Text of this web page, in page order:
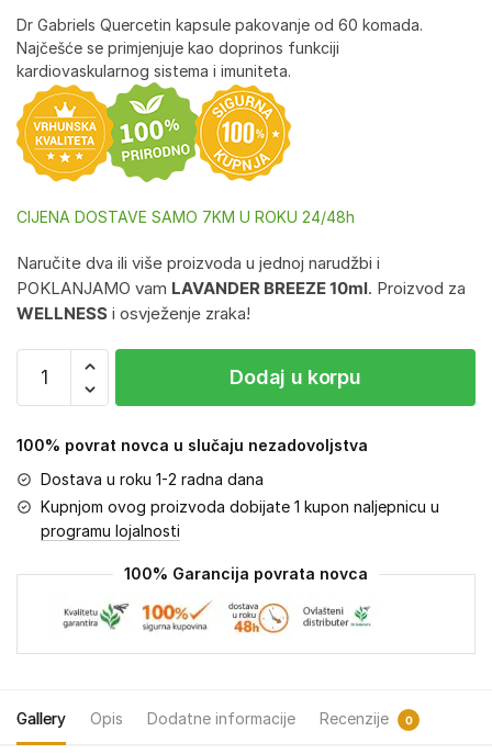
Dr Gabriels Quercetin kapsule pakovanje od 60 komada.
Najčešće se primjenjuje kao doprinos funkciji
kardiovaskularnog sistema i imuniteta.
CIJENA DOSTAVE SAMO 7KM U ROKU 24/48h
Naručite dva ili više proizvoda u jednoj narudžbi i
POKLANJAMO vam LAVANDER BREEZE 10ml. Proizvod za
WELLNESS i osvježenje zraka!
Dodaj u korpu
100% povrat novca u slučaju nezadovoljstva
Dostava u roku 1-2 radna dana
Kupnjom ovog proizvoda dobijate 1 kupon naljepnicu u
programu lojalnosti
100% Garancija povrata novca
Gallery Opis Dodatne informacije Recenzije 0